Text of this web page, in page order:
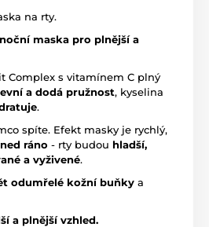
na rty.
noční maska pro plnější a
Complex s vitamínem C plný
a dodá pružnost, kyselina
.
spíte. Efekt masky je rychlý,
ráno - rty budou hladší,
a vyživené.
odumřelé kožní buňky a
a plnější vzhled.